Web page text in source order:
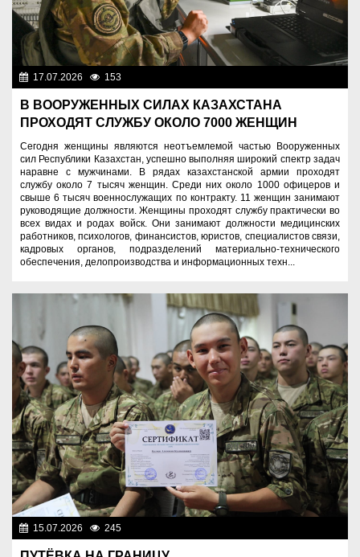
17.07.2026 153
В ВООРУЖЕННЫХ СИЛАХ КАЗАХСТАНА
ПРОХОДЯТ СЛУЖБУ ОКОЛО 7000 ЖЕНЩИН
Сегодня женщины являются неотъемлемой частью Вооруженных
сил Республики Казахстан, успешно выполняя широкий спектр задач
наравне с мужчинами. В рядах казахстанской армии проходят
службу около 7 тысяч женщин. Среди них около 1000 офицеров и
свыше 6 тысяч военнослужащих по контракту. 11 женщин занимают
руководящие должности. Женщины проходят службу практически во
всех видах и родах войск. Они занимают должности медицинских
работников, психологов, финансистов, юристов, специалистов связи,
кадровых органов, подразделений материально-технического
обеспечения, делопроизводства и информационных техн...
15.07.2026 245